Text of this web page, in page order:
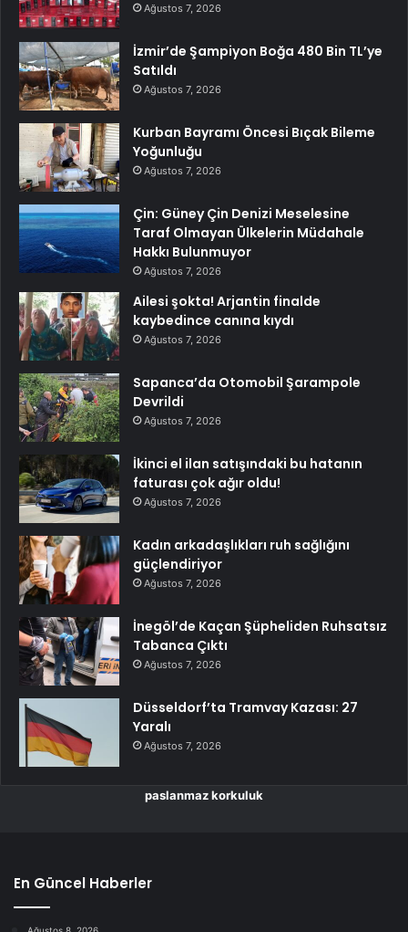
Ağustos 7, 2026
İzmir’de Şampiyon Boğa 480 Bin TL’ye
Satıldı
Ağustos 7, 2026
Kurban Bayramı Öncesi Bıçak Bileme
Yoğunluğu
Ağustos 7, 2026
Çin: Güney Çin Denizi Meselesine
Taraf Olmayan Ülkelerin Müdahale
Hakkı Bulunmuyor
Ağustos 7, 2026
Ailesi şokta! Arjantin finalde
kaybedince canına kıydı
Ağustos 7, 2026
Sapanca’da Otomobil Şarampole
Devrildi
Ağustos 7, 2026
İkinci el ilan satışındaki bu hatanın
faturası çok ağır oldu!
Ağustos 7, 2026
Kadın arkadaşlıkları ruh sağlığını
güçlendiriyor
Ağustos 7, 2026
İnegöl’de Kaçan Şüpheliden Ruhsatsız
Tabanca Çıktı
Ağustos 7, 2026
Düsseldorf’ta Tramvay Kazası: 27
Yaralı
Ağustos 7, 2026
paslanmaz korkuluk
En Güncel Haberler